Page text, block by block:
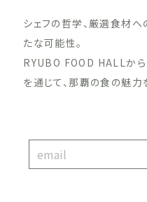
シェフの哲学、厳選食材
たな可能性。
RYUBO FOOD HALLか
を通じて、那覇の食の魅力